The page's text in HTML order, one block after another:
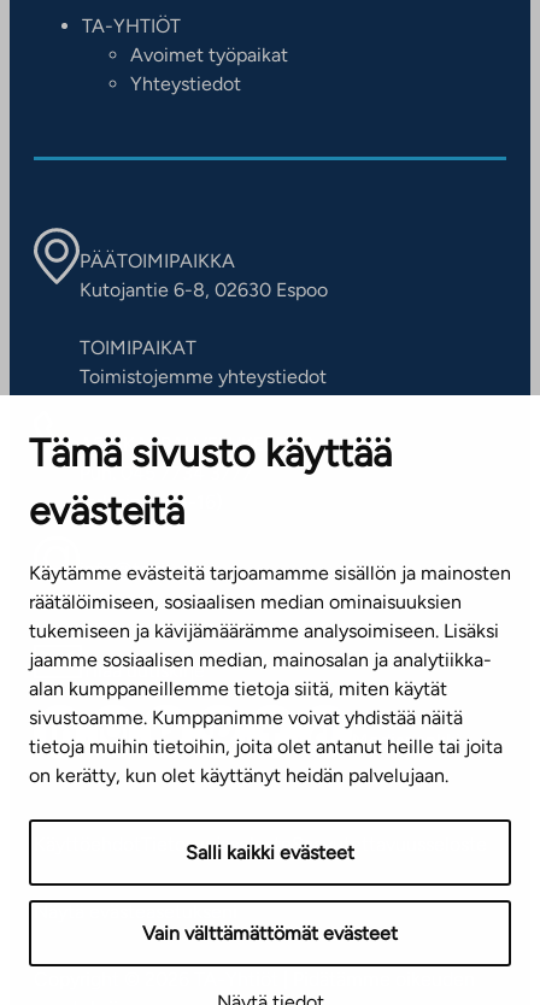
Tämä sivusto käyttää
evästeitä
Käytämme evästeitä tarjoamamme sisällön ja mainosten
räätälöimiseen, sosiaalisen median ominaisuuksien
tukemiseen ja kävijämäärämme analysoimiseen. Lisäksi
jaamme sosiaalisen median, mainosalan ja analytiikka-
alan kumppaneillemme tietoja siitä, miten käytät
sivustoamme. Kumppanimme voivat yhdistää näitä
tietoja muihin tietoihin, joita olet antanut heille tai joita
on kerätty, kun olet käyttänyt heidän palvelujaan.
Salli kaikki evästeet
Vain välttämättömät evästeet
TA-YHTIÖT
Avoimet työpaikat
Yhteystiedot
PÄÄTOIMIPAIKKA
Kutojantie 6-8, 02630 Espoo
TOIMIPAIKAT
Toimistojemme yhteystiedot
ASIAKASPALVELUKESKUS
Puh. 045 7734 3777
(arkisin klo 8-16)
info@ta.fi
Tilaa uutiskirje
Mediapankki
TietosuojaselosteSaavutettavuusseloste